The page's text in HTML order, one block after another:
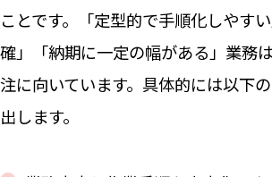
ことです。「定型的で手順化しやす
確」「納期に一定の幅がある」業務
注に向いています。具体的には以下
出します。